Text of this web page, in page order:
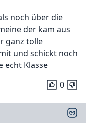
noch über die
der kam aus
ganz tolle
und schickt noch
echt Klasse
0